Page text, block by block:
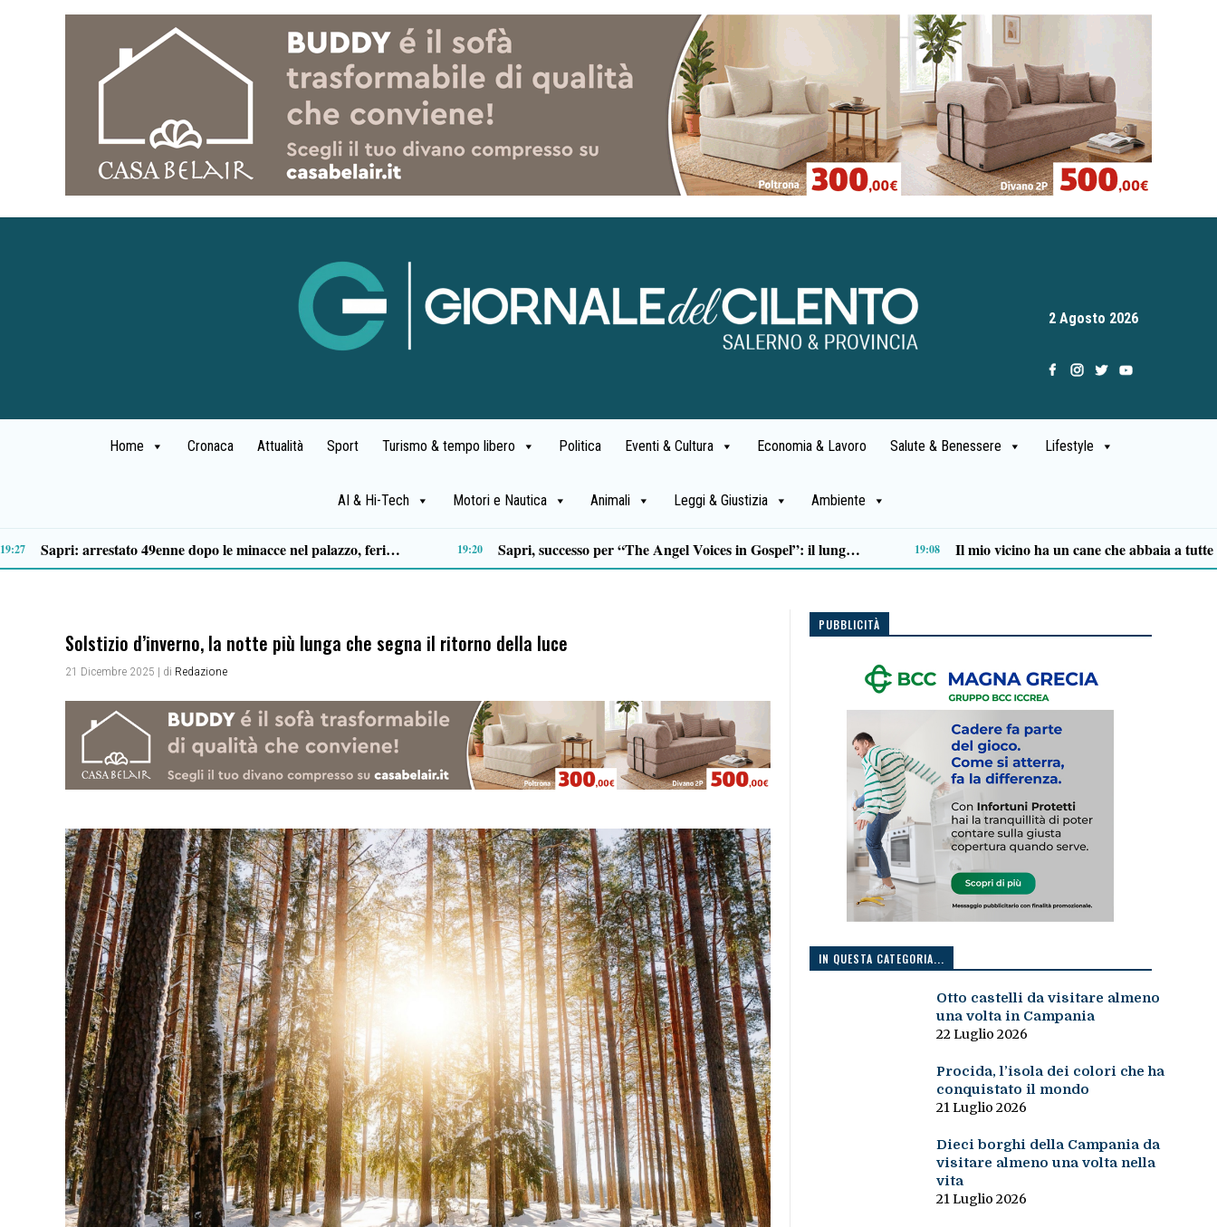
2 Agosto 2026
Home Cronaca Attualità Sport Turismo & tempo libero Politica Eventi & Cultura Economia & Lavoro Salute & Benessere Lifestyle
AI & Hi-Tech Motori e Nautica Animali Leggi & Giustizia Ambiente
Tragico incidente sulla Cilentana: muore motociclista di 37 anni 13:20 Sette italiani su dieci preferiscono le destinazioni nazionali per le vacanze di agosto 12:59 “Come vele al vento” di Angela Veneroso chiude con successo la rassegna letteraria a Pisciotta 12:37
Solstizio d’inverno, la notte più lunga che segna il ritorno della luce
21 Dicembre 2025 | di Redazione
PUBBLICITÀ
IN QUESTA CATEGORIA...
Otto castelli da visitare almeno
una volta in Campania
22 Luglio 2026
Procida, l’isola dei colori che ha
conquistato il mondo
21 Luglio 2026
Dieci borghi della Campania da
visitare almeno una volta nella
vita
21 Luglio 2026